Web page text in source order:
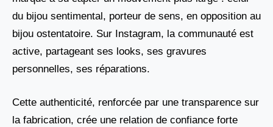
du bijou sentimental, porteur de sens, en opposition au
bijou ostentatoire. Sur Instagram, la communauté est
active, partageant ses looks, ses gravures
personnelles, ses réparations.
Cette authenticité, renforcée par une transparence sur
la fabrication, crée une relation de confiance forte